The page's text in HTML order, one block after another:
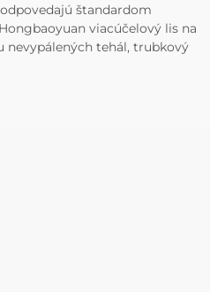
štandardom
viacúčelový lis na
nevypálených tehál, trubkový